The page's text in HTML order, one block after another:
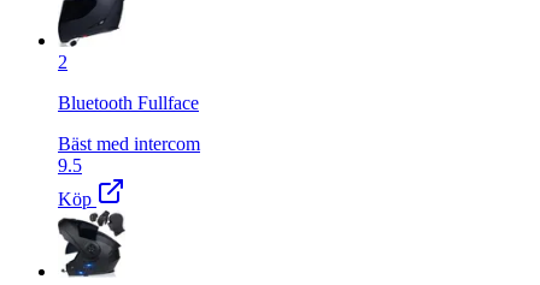
2
Bluetooth Fullface
Bäst med intercom
9.5
Köp